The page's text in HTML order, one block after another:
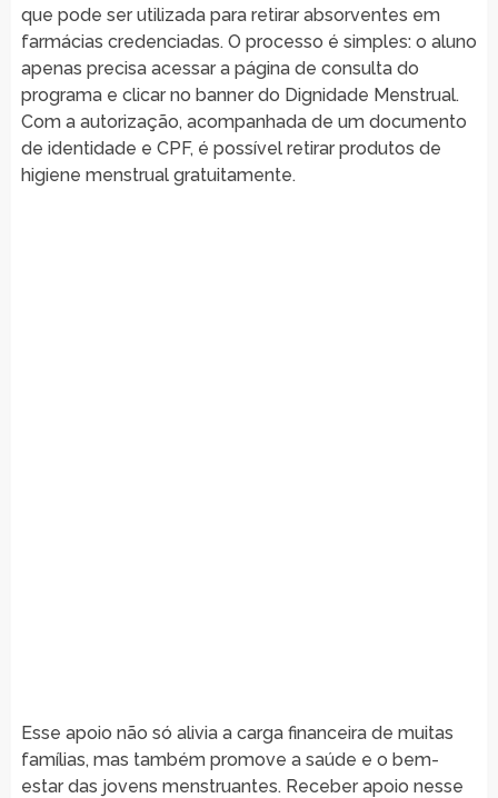
que pode ser utilizada para retirar absorventes em
farmácias credenciadas. O processo é simples: o aluno
apenas precisa acessar a página de consulta do
programa e clicar no banner do Dignidade Menstrual.
Com a autorização, acompanhada de um documento
de identidade e CPF, é possível retirar produtos de
higiene menstrual gratuitamente.
Esse apoio não só alivia a carga financeira de muitas
famílias, mas também promove a saúde e o bem-
estar das jovens menstruantes. Receber apoio nesse